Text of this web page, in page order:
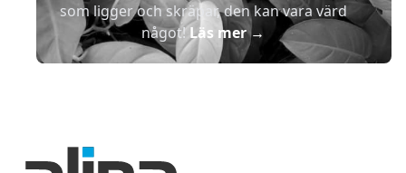
som ligger och skräpar, den kan vara värd
något!Läs mer→